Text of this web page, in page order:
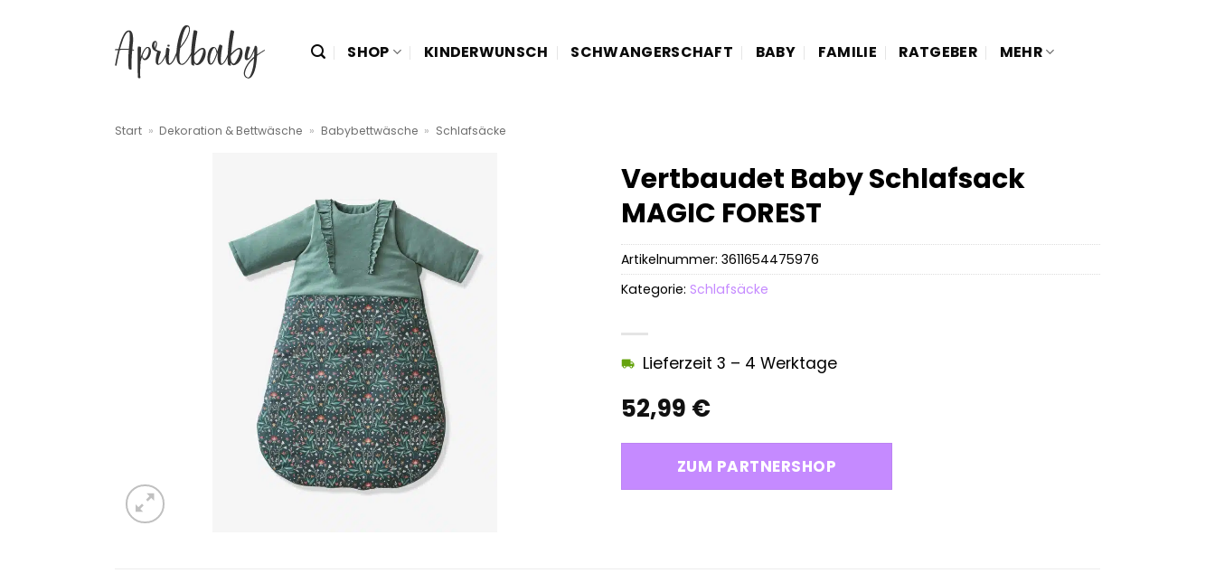
SHOP KINDERWUNSCH SCHWANGERSCHAFT BABY FAMILIE RATGEBER MEHR
Start » Dekoration & Bettwäsche » Babybettwäsche » Schlafsäcke
Vertbaudet Baby Schlafsack
MAGIC FOREST
52,99 €
Lieferzeit 3 – 4 Werktage
ZUM PARTNERSHOP
Artikelnummer: 3611654475976
Kategorie: Schlafsäcke